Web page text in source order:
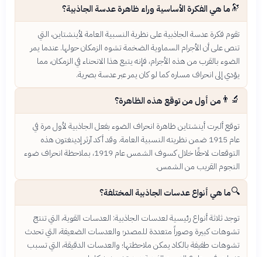
🔭ما هي الفكرة الأساسية وراء ظاهرة عدسة الجاذبية؟
تقوم فكرة عدسة الجاذبية على نظرية النسبية العامة لأينشتاين، التي
تنص على أن الأجرام السماوية الضخمة تشوه الزمكان حولها. عندما يمر
الضوء بالقرب من هذه الأجرام، فإنه يتبع هذا الانحناء في الزمكان، مما
يؤدي إلى انحراف مساره كما لو كان يمر عبر عدسة بصرية.
👨‍🔬 من أول من توقع هذه الظاهرة؟
توقع ألبرت أينشتاين ظاهرة انحراف الضوء بفعل الجاذبية لأول مرة في
عام 1915 ضمن نظريته النسبية العامة. وقد أكد آرثر إدينغتون هذه
التوقعات لاحقًا خلال كسوف الشمس عام 1919، بملاحظة انحراف ضوء
النجوم القريب من الشمس.
🔍ما هي أنواع عدسات الجاذبية المختلفة؟
توجد ثلاثة أنواع رئيسية لعدسات الجاذبية: العدسات القوية، التي تنتج
تشوهات كبيرة وصوراً متعددة للمصدر؛ والعدسات الضعيفة، التي تحدث
تشوهات طفيفة بالكاد يمكن ملاحظتها؛ والعدسات الدقيقة، التي تسبب